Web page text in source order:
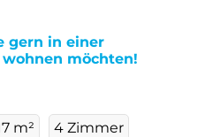
gern in einer
möchten!
m² 4 Zimmer